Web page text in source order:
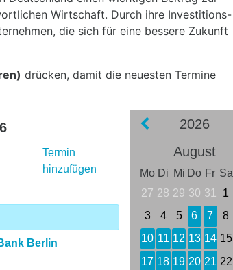
Wirtschaft. Durch ihre Investitions-
die sich für eine bessere Zukunft
drücken, damit die neuesten Termine
Termin
hinzufügen
Berlin
2026
August
Mo Di Mi Do Fr Sa
27 28 29 30 31 1
3
4 5 6 7 8
10 11 12 13 14 15
17 18 19 20 21 22